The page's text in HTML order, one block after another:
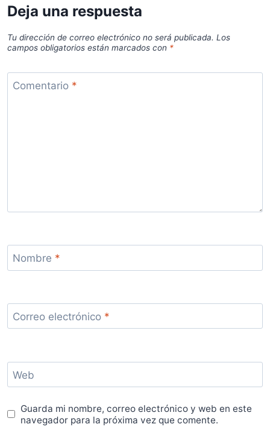
Deja una respuesta
Tu dirección de correo electrónico no será publicada. Los
campos obligatorios están marcados con *
Comentario *
Nombre *
Correo electrónico *
Web
Guarda mi nombre, correo electrónico y web en este
navegador para la próxima vez que comente.